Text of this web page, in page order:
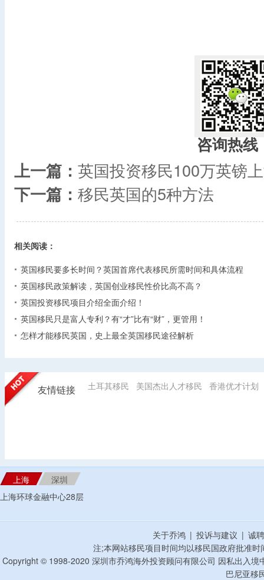
咨询热线
上一篇： 英国投资移民100万英镑
下一篇： 移民英国的5种方法
相关阅读：
英国移民要多长时间？英国首席代表移民所需时间和具体流程
英国移民政策解读，英国创业移民性价比高不高？
英国投资移民项目介绍全面介绍！
英国移民只是富人专利？有“才”比有“财”，更管用！
怎样才能移民英国，史上最全英国移民途径解析
友情链接 土耳其移民 美国杰出人才移民 香港优才计划
上海
深圳
上海环球金融中心28层
关于乔鸿 | 投诉与建议 | 诚
注;本网站移民项目时间均以移民国政府批准
Copyright © 1998-2020 深圳市乔鸿海外投资顾问有限公司 因私出入
巴尼亚移